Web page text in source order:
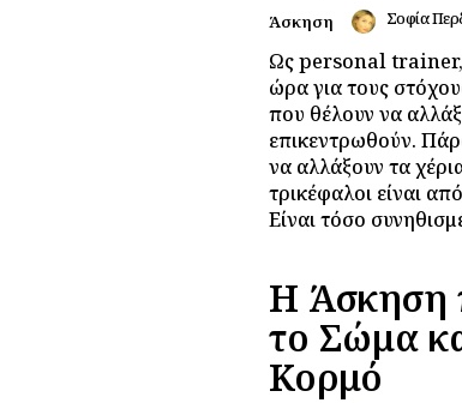
Άσκηση Σοφία
Ως personal trainer,
ώρα για τους
που θέλουν να
επικεντρωθούν.
να αλλάξουν τα
τρικέφαλοι είναι
Είναι τόσο
Η Άσκηση
το Σώμα
Κορμό